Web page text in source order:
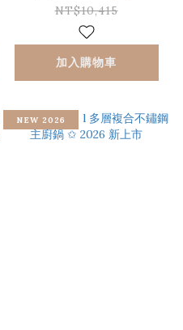
NT$10,415
加入購物車
NEW 2026